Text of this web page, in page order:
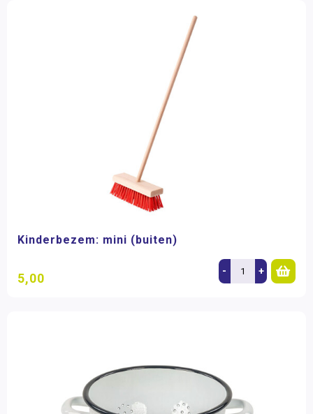
Kinderbezem: mini (buiten)
5,00 - +